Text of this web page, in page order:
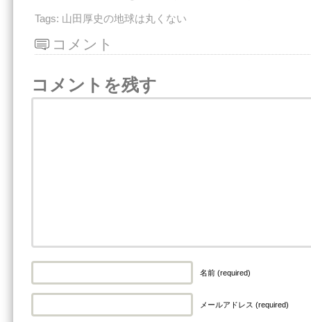
Tags: 山田厚史の地球は丸くない
コメント
コメントを残す
名前 (required)
メールアドレス (required)